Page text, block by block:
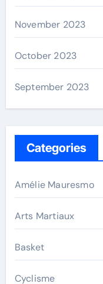
November 2023
October 2023
September 2023
Categories
Amélie Mauresmo
Arts Martiaux
Basket
Cyclisme